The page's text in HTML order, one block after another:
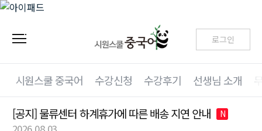
로그인
시원스쿨 중국어 수강신청 수강후기 선생님 소개
[공지] 물류센터 하계휴가에 따른 배송 지연 안내 N